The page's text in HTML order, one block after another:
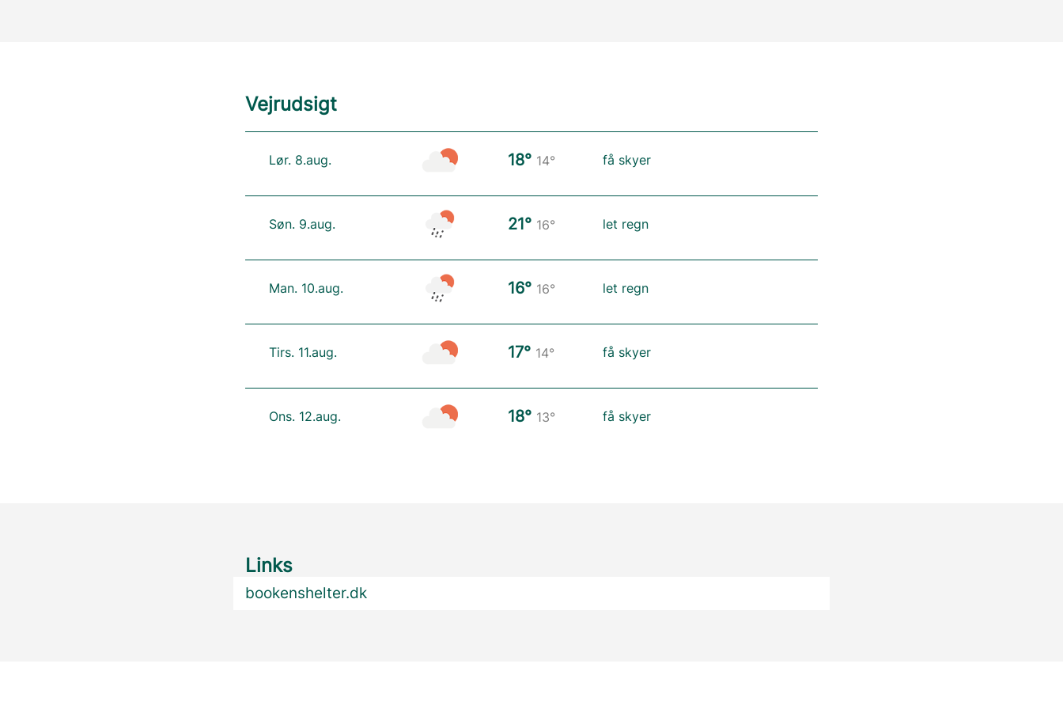
Vejrudsigt
Lør. 8.aug. 18° 14° få skyer
Søn. 9.aug. 21° 16° let regn
Man. 10.aug. 16° 16° let regn
Tirs. 11.aug. 17° 14° få skyer
Ons. 12.aug. 18° 13° få skyer
Links
bookenshelter.dk